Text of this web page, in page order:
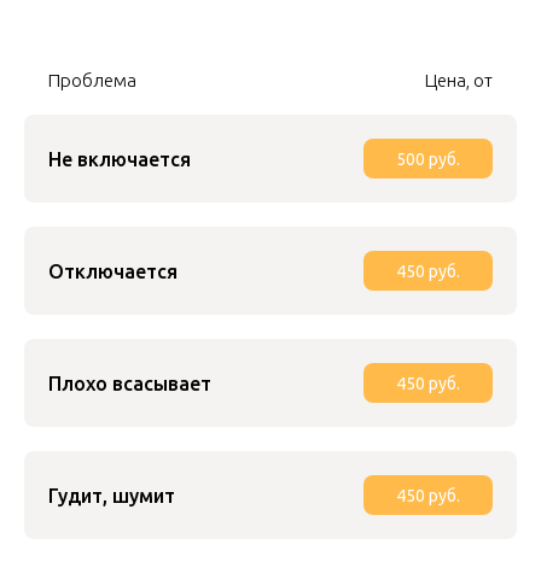
Проблема Цена, от
Не включается 500 руб.
Отключается 450 руб.
Плохо всасывает 450 руб.
Гудит, шумит 450 руб.